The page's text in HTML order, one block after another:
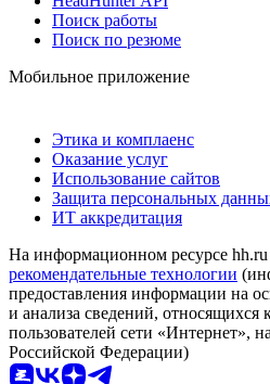
Поиск работы
Поиск по резюме
Мобильное приложение
Этика и комплаенс
Оказание услуг
Использование сайтов
Защита персональных
ИТ аккредитация
На информационном ресурсе hh.ru
рекомендательные технологии
предоставления информации на
и анализа сведений, относящихся
пользователей сети «Интернет»,
Российской Федерации)